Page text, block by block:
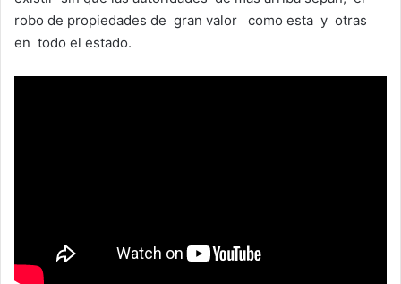
robo de propiedades de gran valor como esta y otras
en todo el estado.